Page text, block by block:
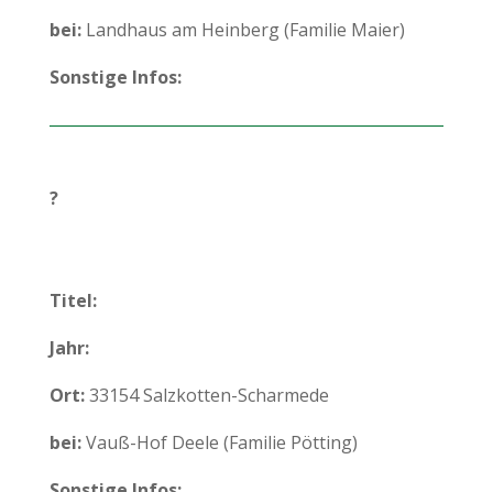
bei:Landhaus am Heinberg (Familie Maier)
Sonstige Infos:
?
Titel:
Jahr:
Ort:33154 Salzkotten-Scharmede
bei:Vauß-Hof Deele (Familie Pötting)